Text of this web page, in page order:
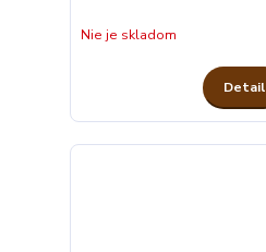
Nie je skladom
Detail